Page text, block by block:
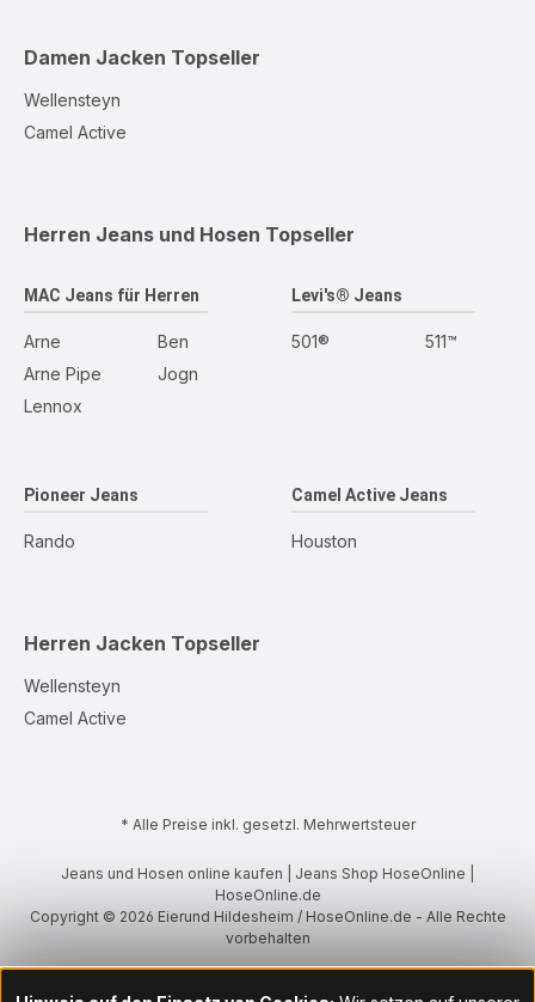
Damen Jacken Topseller
Wellensteyn
Camel Active
Herren Jeans und Hosen Topseller
MAC Jeans für Herren
Arne
Arne Pipe
Lennox
Ben
Jogn
Levi's® Jeans
501® 511™
Pioneer Jeans
Rando
Camel Active Jeans
Houston
Herren Jacken Topseller
Wellensteyn
Camel Active
* Alle Preise inkl. gesetzl. Mehrwertsteuer
Jeans und Hosen online kaufen | Jeans Shop HoseOnline |
HoseOnline.de
Copyright © 2026 Eierund Hildesheim / HoseOnline.de - Alle Rechte
vorbehalten